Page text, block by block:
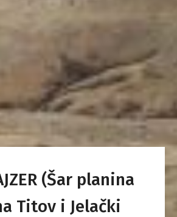
(Šar planina
Titov i Jelački